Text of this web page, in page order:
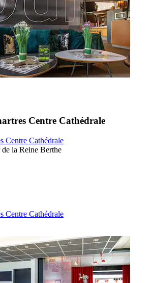
Centre Cathédrale
Centre Cathédrale
la Reine Berthe
Centre Cathédrale